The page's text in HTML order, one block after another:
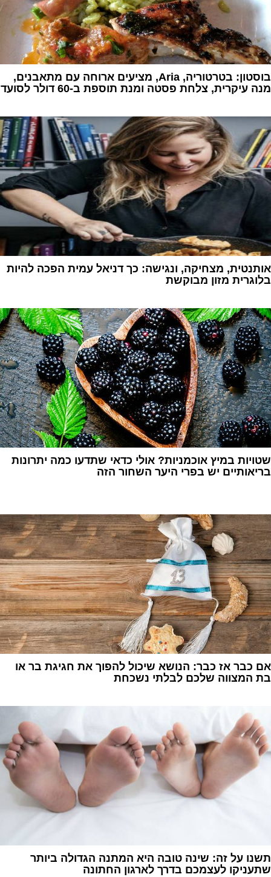
בוסטון: בטרטוריה, Aria, מציעים ארוחה עם מתאבנים,
מנה עיקרית, צלחת פסטה ומנת תוספת ב-60 דולר לסועד
אותנטית, מצחיקה, ונגישה: כך דניאל עמית הפכה להיות
בלוגרית מזון מבוקשת
שטויות במיץ אוכמניות? אולי כדאי שתדעו כמה יתרונות
בריאותיים יש בפרי היער השחור הזה
אם כבר אז כבר: הנושא שיכול להפוך את חגיגת בר או
בת המצווה שלכם לבלתי נשכחת
תשנו על זה: שינה טובה היא המתנה הגדולה ביותר
שתעניקו לעצמכם בדרך לארגון החתונה